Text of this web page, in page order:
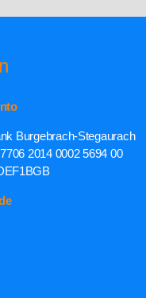
Burgebrach-Stegaurach
2014 0002 5694 00